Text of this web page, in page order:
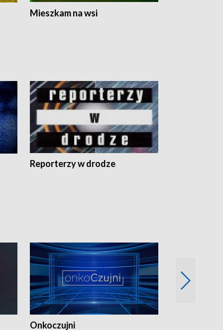
Mieszkam na wsi
Reporterzy w drodze
Onkoczujni